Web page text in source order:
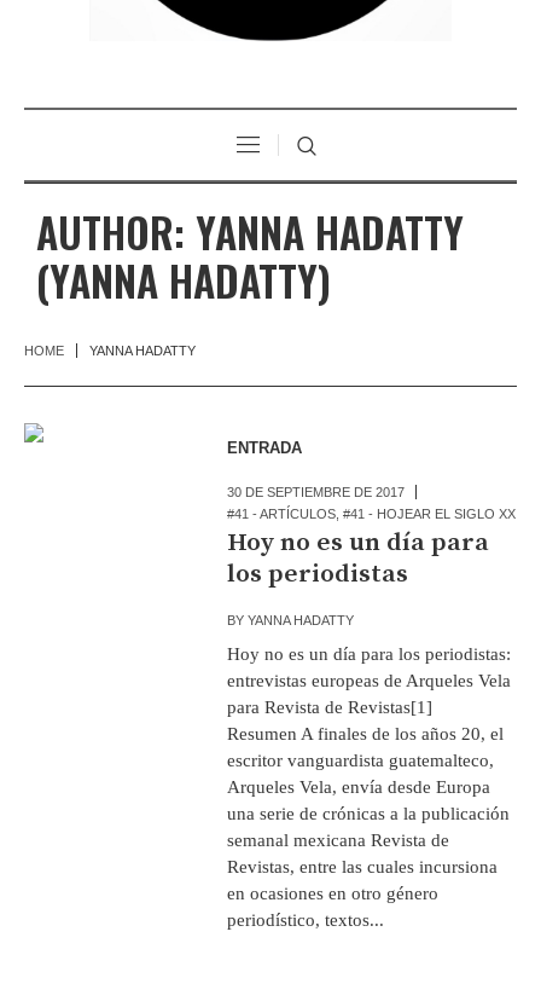
AUTHOR: YANNA HADATTY
(YANNA HADATTY)
HOME YANNA HADATTY
ENTRADA
30 DE SEPTIEMBRE DE 2017
#41 - ARTÍCULOS ,#41 - HOJEAR EL SIGLO XX
Hoy no es un día para
los periodistas
BYYANNA HADATTY
Hoy no es un día para los periodistas:
entrevistas europeas de Arqueles Vela
para Revista de Revistas[1]
Resumen A finales de los años 20, el
escritor vanguardista guatemalteco,
Arqueles Vela, envía desde Europa
una serie de crónicas a la publicación
semanal mexicana Revista de
Revistas, entre las cuales incursiona
en ocasiones en otro género
periodístico, textos...